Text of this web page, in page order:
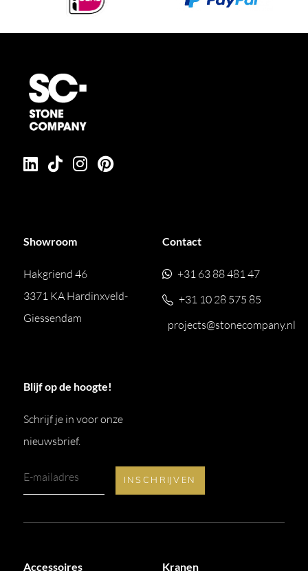
Showroom
Hakgriend 46
3371 KA Hardinxveld-
Giessendam
Contact
+31 63 88 481 47
+31 10 28 575 85
projects@stonecompany.nl
Blijf op de hoogte!
Schrijf je in voor onze
nieuwsbrief.
Accessoires Kranen